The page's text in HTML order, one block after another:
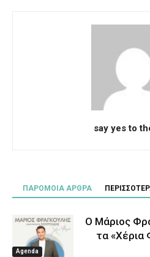
say yes to
ΠΑΡΟΜΟΙΑ ΑΡΘΡΑ
Agenda
Ο Μάριος
τα